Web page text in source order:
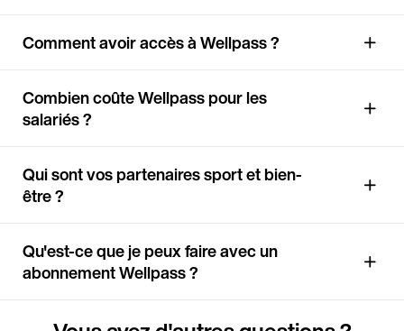
Comment avoir accès à Wellpass ?
Combien coûte Wellpass pour les
salariés ?
Qui sont vos partenaires sport et bien-
être ?
Qu'est-ce que je peux faire avec un
abonnement Wellpass ?